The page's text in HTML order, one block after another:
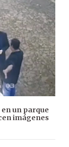
un parque
imágenes